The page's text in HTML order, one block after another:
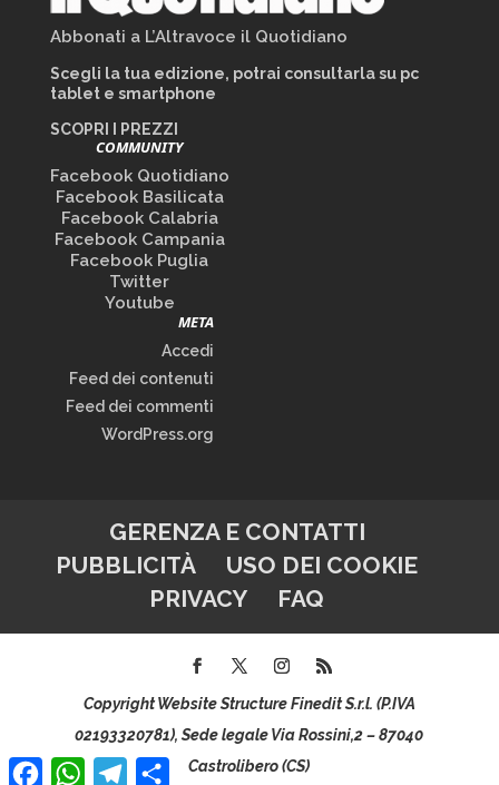
Abbonati a L’Altravoce il Quotidiano
Scegli la tua edizione, potrai consultarla su pc
tablet e smartphone
SCOPRI I PREZZI
COMMUNITY
Facebook Quotidiano
Facebook Basilicata
Facebook Calabria
Facebook Campania
Facebook Puglia
Twitter
Youtube
META
Accedi
Feed dei contenuti
Feed dei commenti
WordPress.org
GERENZA E CONTATTI
PUBBLICITÀ
USO DEI COOKIE
PRIVACY
FAQ
Copyright Website Structure Finedit S.r.l. (P.IVA
02193320781), Sede legale Via Rossini,2 – 87040
Castrolibero (CS)
Facebook
WhatsAppTelegram
Condividi